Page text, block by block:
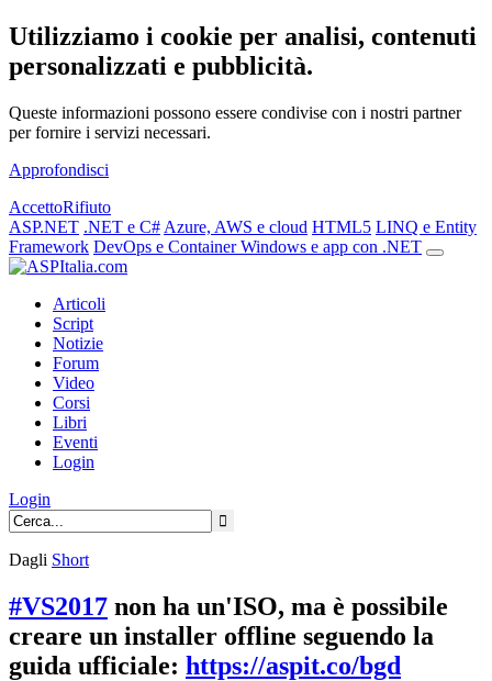
Utilizziamo i cookie per analisi, contenuti
personalizzati e pubblicità.
Queste informazioni possono essere condivise con i nostri partner
per fornire i servizi necessari.
Approfondisci
AccettoRifiuto
ASP.NET .NET e C# Azure, AWS e cloud HTML5 LINQ e Entity
Framework DevOps e ContainerWindows e app con .NET
Articoli
Script
Notizie
Forum
Video
Corsi
Libri
Eventi
Login
Login
Dagli Short
#VS2017 non ha un'ISO, ma è possibile
creare un installer offline seguendo la
guida ufficiale: https://aspit.co/bgd